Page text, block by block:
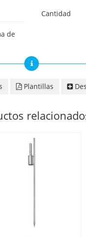
de
Cantidad
Plantillas